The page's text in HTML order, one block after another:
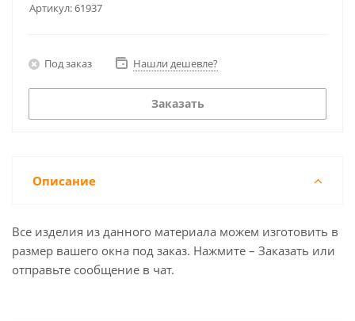
Артикул:61937
Под заказ Нашли дешевле?
Заказать
Описание
Все изделия из данного материала можем изготовить в
размер вашего окна под заказ. Нажмите – Заказать или
отправьте сообщение в чат.